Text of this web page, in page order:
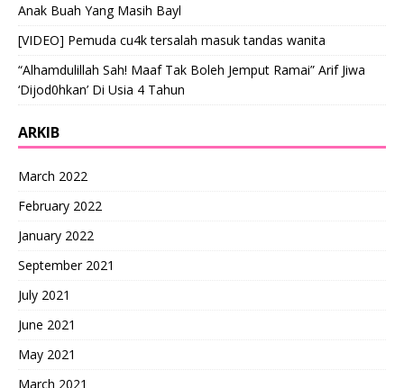
Anak Buah Yang Masih Bayl
[VIDEO] Pemuda cu4k tersalah masuk tandas wanita
“Alhamdulillah Sah! Maaf Tak Boleh Jemput Ramai” Arif Jiwa
‘Dijod0hkan’ Di Usia 4 Tahun
ARKIB
March 2022
February 2022
January 2022
September 2021
July 2021
June 2021
May 2021
March 2021